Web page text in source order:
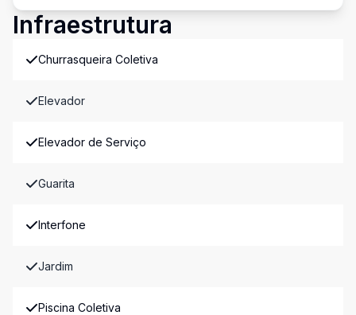
Infraestrutura
Churrasqueira Coletiva
Elevador
Elevador de Serviço
Guarita
Interfone
Jardim
Piscina Coletiva